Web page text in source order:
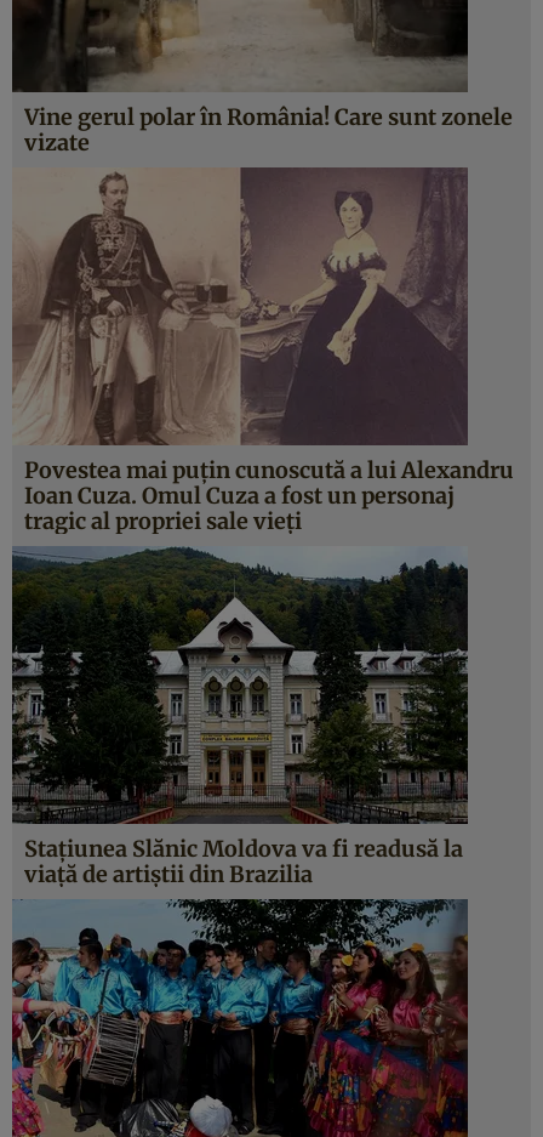
Vine gerul polar în România! Care sunt zonele
vizate
Povestea mai puţin cunoscută a lui Alexandru
Ioan Cuza. Omul Cuza a fost un personaj
tragic al propriei sale vieţi
Staţiunea Slănic Moldova va fi readusă la
viaţă de artiştii din Brazilia